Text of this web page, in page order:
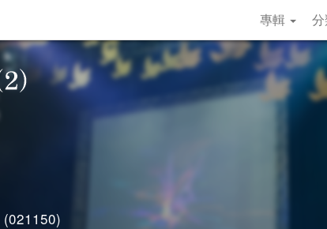
專輯
(021150)